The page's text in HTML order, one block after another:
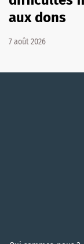
aux dons
7 août 2026